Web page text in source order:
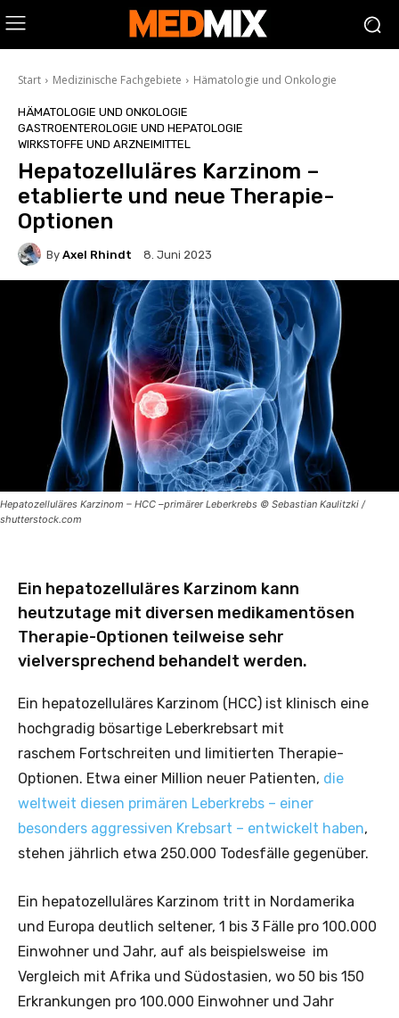
Start Medizinische Fachgebiete Hämatologie und Onkologie
HÄMATOLOGIE UND ONKOLOGIE
GASTROENTEROLOGIE UND HEPATOLOGIE
WIRKSTOFFE UND ARZNEIMITTEL
Hepatozelluläres Karzinom –
etablierte und neue Therapie-
Optionen
By Axel Rhindt 8. Juni 2023
Hepatozelluläres Karzinom – HCC –primärer Leberkrebs © Sebastian Kaulitzki /
shutterstock.com
Ein hepatozelluläres Karzinom kann
heutzutage mit diversen medikamentösen
Therapie-Optionen teilweise sehr
vielversprechend behandelt werden.
Ein hepatozelluläres Karzinom (HCC) ist klinisch eine
hochgradig bösartige Leberkrebsart mit
raschem Fortschreiten und limitierten Therapie-
Optionen. Etwa einer Million neuer Patienten, die
weltweit diesen primären Leberkrebs – einer
besonders aggressiven Krebsart – entwickelt haben,
stehen jährlich etwa 250.000 Todesfälle gegenüber.
Ein hepatozelluläres Karzinom tritt in Nordamerika
und Europa deutlich seltener, 1 bis 3 Fälle pro 100.000
Einwohner und Jahr, auf als beispielsweise im
Vergleich mit Afrika und Südostasien, wo 50 bis 150
Erkrankungen pro 100.000 Einwohner und Jahr